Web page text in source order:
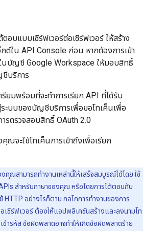
อบแบบเซิร์ฟเวอร์ต่อเซิร์ฟเวอร์ ให้สร้าง
ต์ใน API Console ก่อน หากต้องการเข้า
นบัญชี Google Workspace ให้มอบสิทธิ์
ชีบริการ
ยมพร้อมที่จะทำการเรียก API ที่ได้รับ
ะบบของบัญชีบริการเพื่อขอโทเค็นเพื่อ
ารตรวจสอบสิทธิ์ OAuth 2.0
จะใช้โทเค็นการเข้าถึงเพื่อเรียก
คุณสามารถทำงานเหล่านี้ให้เสร็จสมบูรณ์ได้โดย ใช้
สำหรับภาษาของคุณ หรือโดยการโต้ตอบกับ
HTTP อย่างไรก็ตาม กลไกการทำงานของการ
ซิร์ฟเวอร์ ต้องให้แอปพลิเคชันสร้างและลงนามโท
ข้ารหัส ข้อผิดพลาดอาจทำให้เกิดข้อผิดพลาดร้าย